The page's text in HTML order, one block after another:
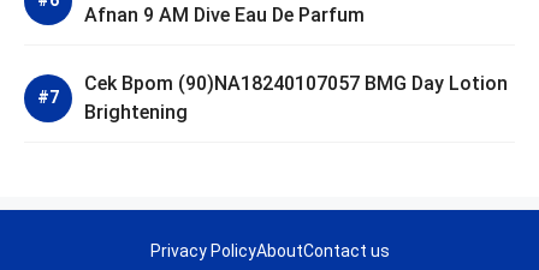
Afnan 9 AM Dive Eau De Parfum
Cek Bpom (90)NA18240107057 BMG Day Lotion
Brightening
Privacy PolicyAboutContact us